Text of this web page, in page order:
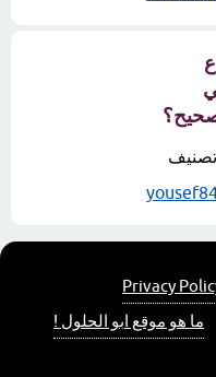
ما هو موقع ابو الحلول !